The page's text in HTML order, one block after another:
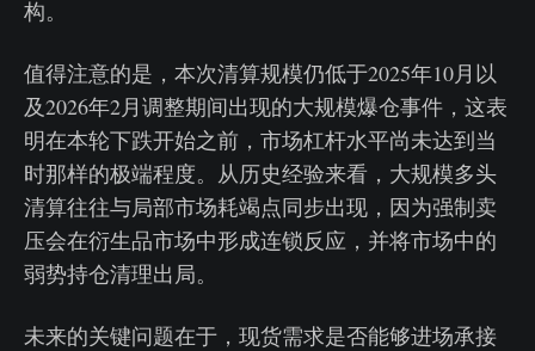
构。
值得注意的是，本次清算规模仍低于2025年10月以
及2026年2月调整期间出现的大规模爆仓事件，这表
明在本轮下跌开始之前，市场杠杆水平尚未达到当
时那样的极端程度。从历史经验来看，大规模多头
清算往往与局部市场耗竭点同步出现，因为强制卖
压会在衍生品市场中形成连锁反应，并将市场中的
弱势持仓清理出局。
未来的关键问题在于，现货需求是否能够进场承接